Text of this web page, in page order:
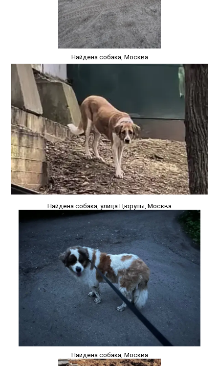
Найдена собака, Москва
Найдена собака, улица Цюрупы, Москва
Найдена собака, Москва